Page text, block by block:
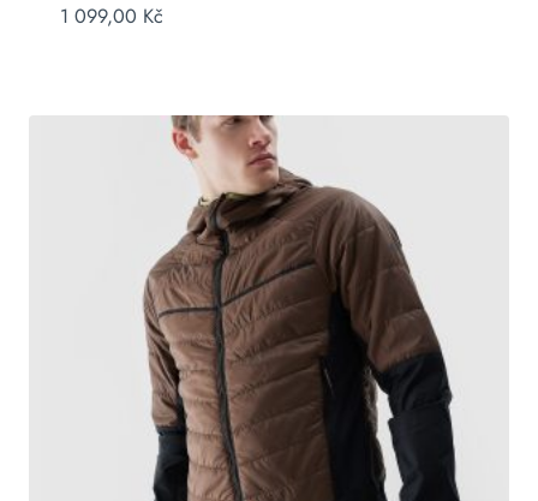
1 099,00 Kč